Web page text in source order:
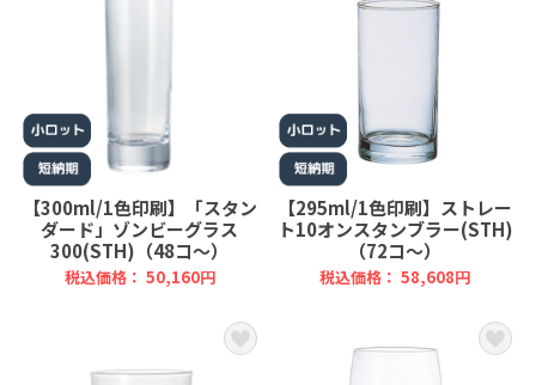
【300ml/1色印刷】「スタン
ダード」ゾンビーグラス
300(STH)（48コ～）
税込価格： 50,160円
【295ml/1色印刷】ストレー
ト10オンスタンブラー(STH)
（72コ～）
税込価格： 58,608円